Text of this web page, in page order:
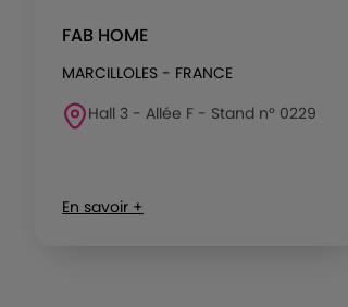
FAB HOME
MARCILLOLES - FRANCE
Hall 3 - Allée F - Stand n° 0229
En savoir +